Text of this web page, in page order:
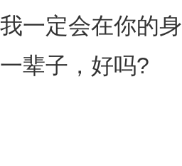
一定会在你的身
辈子，好吗?